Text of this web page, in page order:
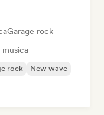
Garage rock
musica
rock
New wave